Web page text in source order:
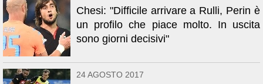
Chesi: "Difficile arrivare a Rulli, Perin è
un profilo che piace molto. In uscita
sono giorni decisivi"
24 AGOSTO 2017